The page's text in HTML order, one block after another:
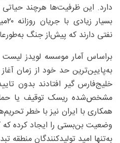
دارد. این ظرفیت‌ها هرچند حیاتی
نفتی دارند که پیش‌از جنگ
براساس آمار موسسه لویدز
به‌پایین‌ترین حد خود از زمان
خلیج‌فارس گیر افتادند بدون
مشخص‌شده ریسک توقیف یا
همکاری با ایران نیز با خطر
وضعیت بن‌بستی را ایجاد کرده که
به‌تنها امید تولیدکنندگان منطقه